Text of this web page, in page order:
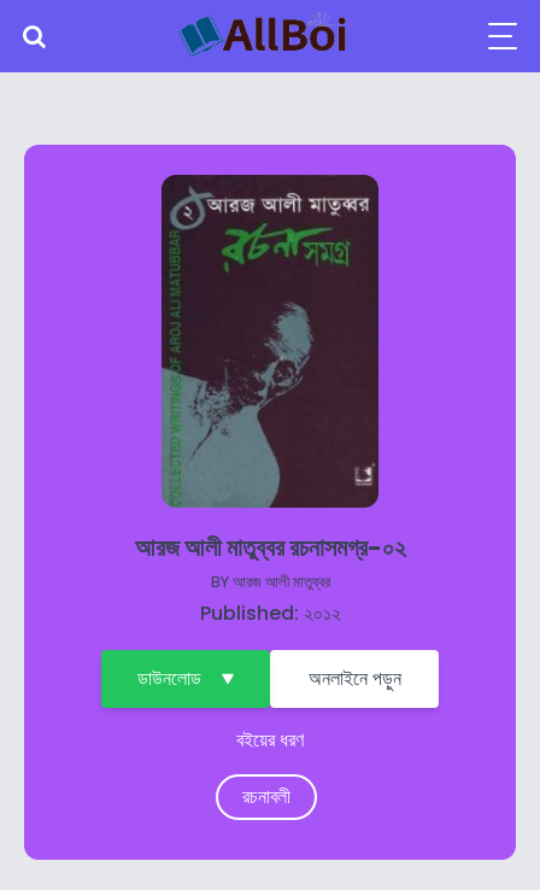
আরজ আলী মাতুব্বর রচনাসমগ্র-০২
BYআরজ আলী মাতুব্বর
Published: ২০১২
ডাউনলোড অনলাইনে পড়ুন
বইয়ের ধরণ
রচনাবলী